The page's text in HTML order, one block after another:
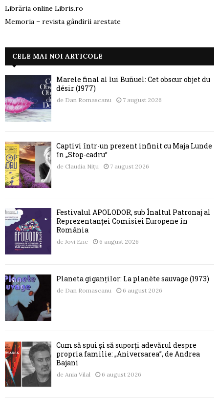
Librăria online Libris.ro
Memoria – revista gândirii arestate
CELE MAI NOI ARTICOLE
Marele final al lui Buñuel: Cet obscur objet du
désir (1977)
de Dan Romascanu 7 august 2026
Captivi într-un prezent infinit cu Maja Lunde
în „Stop-cadru”
de Claudia Nițu 7 august 2026
Festivalul APOLODOR, sub Înaltul Patronaj al
Reprezentanței Comisiei Europene în
România
de Jovi Ene 6 august 2026
Planeta giganților: La planète sauvage (1973)
de Dan Romascanu 6 august 2026
Cum să spui și să suporți adevărul despre
propria familie: „Aniversarea”, de Andrea
Bajani
de Ania Vilal 6 august 2026